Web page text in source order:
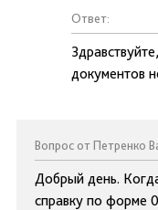
Ответ:
документов
Вопрос от Петренко
Добрый день.
справку по форме